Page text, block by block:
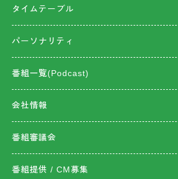
タイムテーブル
パーソナリティ
番組一覧(Podcast)
会社情報
番組審議会
番組提供 / CM募集